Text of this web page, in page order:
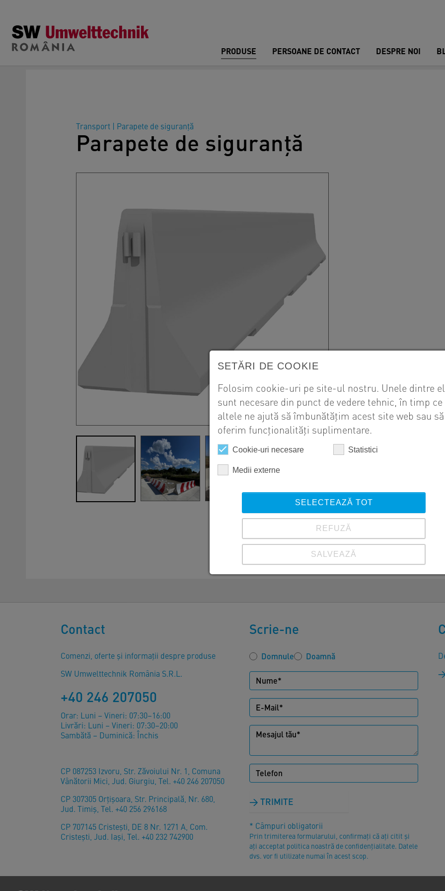
PRODUSE PERSOANE DE CONTACT DESPRE NOI
Transport | Parapete de siguranță
Parapete de siguranță
Contact
Comenzi, oferte și informații despre produse
SW Umwelttechnik România S.R.L.
+40 246 207050
Orar: Luni – Vineri: 07:30–16:00
Livrări: Luni – Vineri: 07:30–20:00
Sambătă – Duminică: Închis
CP 087253 Izvoru, Str. Zăvoiului Nr. 1, Comuna
Vânătorii Mici, Jud. Giurgiu, Tel. +40 246 207050
CP 307305 Orţişoara, Str. Principală, Nr. 680,
Jud. Timiş, Tel. +40 256 296168
CP 707145 Cristești, DE 8 Nr. 1271 A, Com.
Cristești, Jud. Iași, Tel. +40 232 742900
Scrie-ne
Domnule Doamnă
TRIMITE
* Câmpuri obligatorii
Prin trimiterea formularului, confirmați că ați citit și
ați acceptat politica noastră de confidențialitate. Datele
dvs. vor fi utilizate numai în acest scop.
SETĂRI DE COOKIE
Folosim cookie-uri pe site-ul nostru. Unele dintre
sunt necesare din punct de vedere tehnic, în timp ce
altele ne ajută să îmbunătățim acest site web sau să
oferim funcționalități suplimentare.
Cookie-uri necesare Statistici
Medii externe
SELECTEAZĂ TOT
REFUZĂ
SALVEAZĂ
Vezi detalii